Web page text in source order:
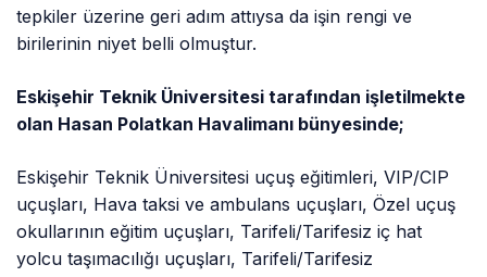
tepkiler üzerine geri adım attıysa da işin rengi ve
birilerinin niyet belli olmuştur.
Eskişehir Teknik Üniversitesi tarafından işletilmekte
olan Hasan Polatkan Havalimanı bünyesinde;
Eskişehir Teknik Üniversitesi uçuş eğitimleri, VIP/CIP
uçuşları, Hava taksi ve ambulans uçuşları, Özel uçuş
okullarının eğitim uçuşları, Tarifeli/Tarifesiz iç hat
yolcu taşımacılığı uçuşları, Tarifeli/Tarifesiz